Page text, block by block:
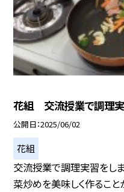
花組 交流授業で調理実
公開日 2025/06/02
花組
交流授業で調理実習をし
菜炒めを美味しく作ること